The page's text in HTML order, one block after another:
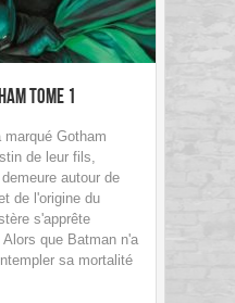
tome 1
marqué Gotham
de leur fils,
autour de
de l'origine du
s'apprête
que Batman n'a
sa mortalité